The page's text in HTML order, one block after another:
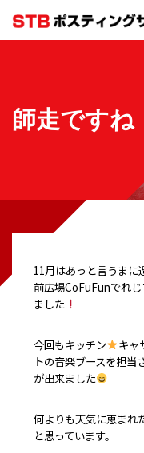
師走ですね
11月はあっと言うまに
前広場CoFuFunでれ
ました
今回もキッチン
キャ
トの音楽ブースを担
が出来ました
何よりも天気に恵まれ
と思っています。